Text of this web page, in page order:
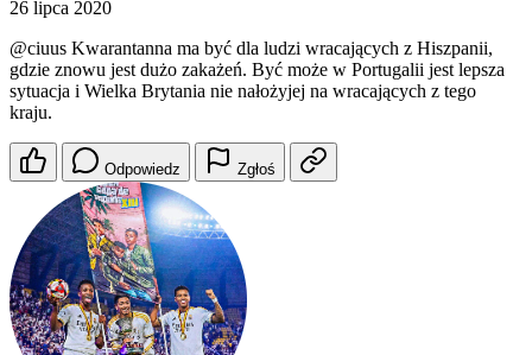
26 lipca 2020
@ciuus Kwarantanna ma być dla ludzi wracających z Hiszpanii,
gdzie znowu jest dużo zakażeń. Być może w Portugalii jest lepsza
sytuacja i Wielka Brytania nie nałożyjej na wracających z tego
kraju.
Odpowiedz Zgłoś